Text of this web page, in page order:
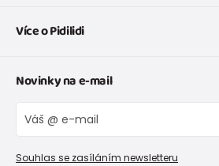
Doprava a platba
Tabulka velikostí obuvi
Vrácení zboží a reklamace
Reklamační řád
Nevyzvednutá objednávka na dobírku
Více o Pidilidi
O nás
Blog
Velkoobchod PiDiLiDi
Affiliate program
Novinky na e-mail
Souhlas se zasíláním newsletteru